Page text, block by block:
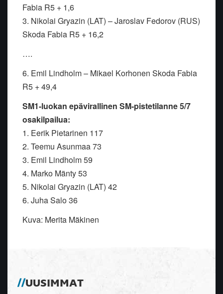
Fabia R5 + 1,6
3. Nikolai Gryazin (LAT) – Jaroslav Fedorov (RUS)
Skoda Fabia R5 + 16,2
….
6. Emil Lindholm – Mikael Korhonen Skoda Fabia
R5 + 49,4
SM1-luokan epävirallinen SM-pistetilanne 5/7
osakilpailua:
1. Eerik Pietarinen 117
2. Teemu Asunmaa 73
3. Emil Lindholm 59
4. Marko Mänty 53
5. Nikolai Gryazin (LAT) 42
6. Juha Salo 36
Kuva: Merita Mäkinen
UUSIMMAT